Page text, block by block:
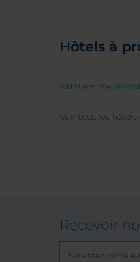
Hôtels à
NH Bern The Bristol
Voir tous les hôtels
Recevoir